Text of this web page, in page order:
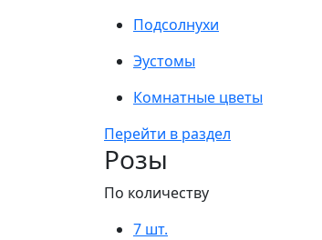
Подсолнухи
Эустомы
Комнатные цветы
Перейти в раздел
Розы
По количеству
7 шт.